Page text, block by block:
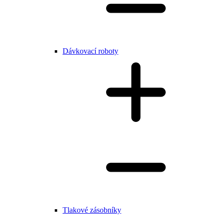
Dávkovací roboty
Tlakové zásobníky